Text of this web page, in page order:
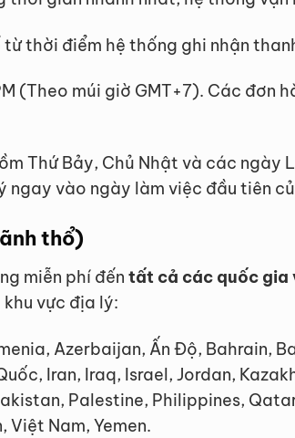
thời điểm hệ thống ghi nhận
(Theo múi giờ GMT+7). Các đơn
Thứ Bảy, Chủ Nhật và các
ngay vào ngày làm việc đầu tiên
thổ)
miễn phí đến tất cả các quốc gia
vực địa lý:
Azerbaijan, Ấn Độ, Bahrain,
Iran, Iraq, Israel, Jordan,
Palestine, Philippines,
Việt Nam, Yemen.